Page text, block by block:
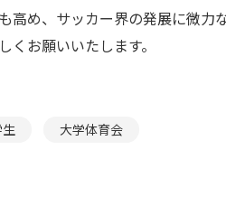
高め、サッカー界の発展に微力
お願いいたします。
大学体育会